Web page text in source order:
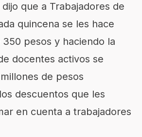
que a Trabajadores de
quincena se les hace
pesos y haciendo la
docentes activos se
de pesos
descuentos que les
en cuenta a trabajadores